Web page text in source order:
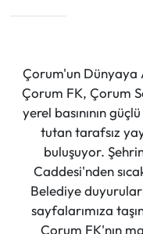
Çorum'un Dünyaya
Çorum FK, Çorum
yerel basınının
tutan tarafsız
buluşuyor.
Caddesi'nden
Belediye
sayfalarımıza
Çorum FK'nın